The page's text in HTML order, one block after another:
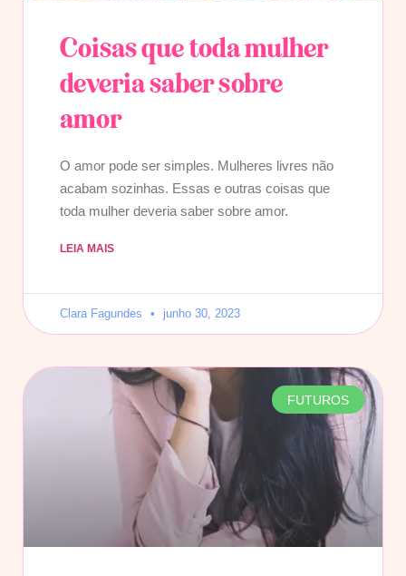
Coisas que toda mulher
deveria saber sobre
amor
O amor pode ser simples. Mulheres livres não
acabam sozinhas. Essas e outras coisas que
toda mulher deveria saber sobre amor.
LEIA MAIS
Clara Fagundes junho 30, 2023
FUTUROS